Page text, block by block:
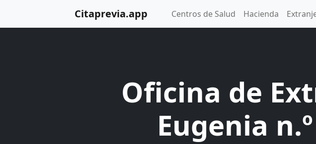
Citaprevia.app Centros de Salud Hacienda
Oficina de
Eugenia